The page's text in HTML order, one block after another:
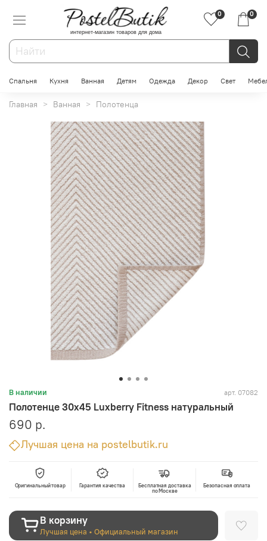
интернет-магазин товаров для дома
0 0
Спальня Кухня Ванная Детям Одежда Декор Свет
Главная Ванная Полотенца
В наличии арт. 07082
Полотенце 30x45 Luxberry Fitness натуральный
690 р.
Лучшая цена на postelbutik.ru
Оригинальный товар Гарантия качества
Бесплатная доставка
по Москве
Безопасная оплата
В корзину
Лучшая цена • Официальный магазин